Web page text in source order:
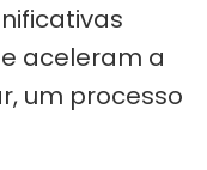
aceleram a
um processo